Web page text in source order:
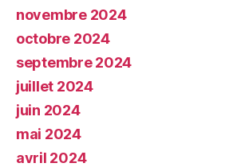
novembre 2024
octobre 2024
septembre 2024
juillet 2024
juin 2024
mai 2024
avril 2024